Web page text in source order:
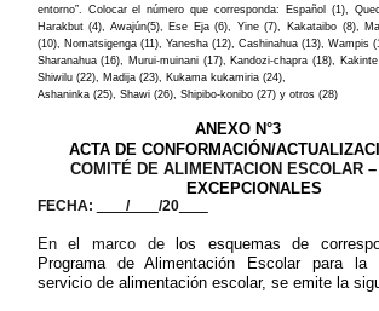
entorno”. Colocar el número que corresponda: Español (1),
Harakbut (4), Awajún(5), Ese Eja (6), Yine (7), Kakataibo (8),
(10), Nomatsigenga (11), Yanesha (12), Cashinahua (13), Wampis
Sharanahua (16), Murui-muinani (17), Kandozi-chapra (18),
Shiwilu (22), Madija (23), Kukama kukamiria (24),
Ashaninka (25), Shawi (26), Shipibo-konibo (27) y otros (28)
ANEXO N°3
ACTA DE CONFORMACIÓN/
COMITÉ DE ALIMENTACION ESCOLAR
EXCEPCIONALES
FECHA: / /20
En el marco delos esquemas de
Programa de Alimentación Escolar para la
servicio de alimentación escolar, se emite la